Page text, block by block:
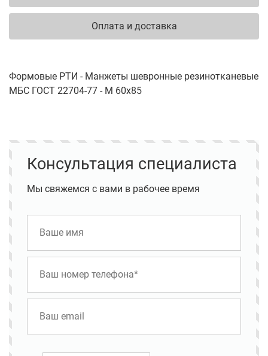
Оплата и доставка
Формовые РТИ - Манжеты шевронные резинотканевые
МБС ГОСТ 22704-77 - М 60х85
Консультация специалиста
Мы свяжемся с вами в рабочее время